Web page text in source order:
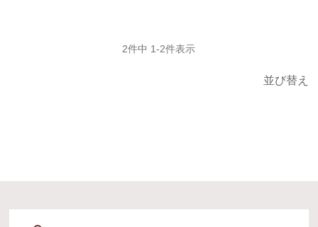
並び替え
2件中 1-2件表示